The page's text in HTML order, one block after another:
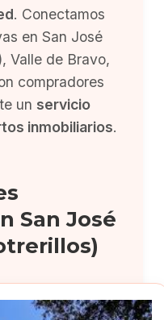
. Conectamos
en San José
Valle de Bravo,
compradores
un servicio
inmobiliarios.
San José